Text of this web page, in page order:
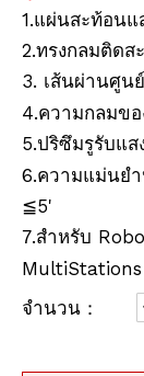
1.แผ่นสะท้อนแ
2.ทรงกลมติดส
3. เส้นผ่านศูน
4.ความกลมขอ
5.ปริซึมรูรับแส
6.ความแม่นยำ
≦5'
7.สำหรับ
MultiStations
จำนวน：